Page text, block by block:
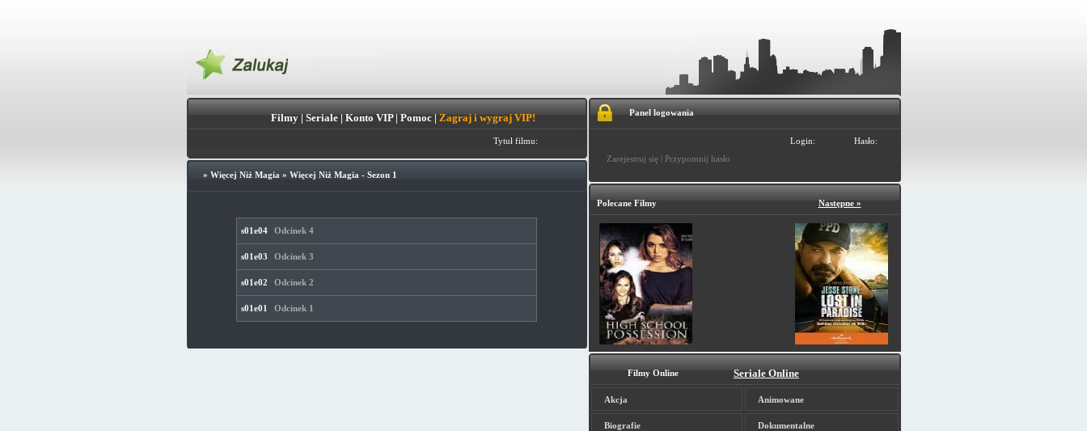
Filmy| Seriale| Konto VIP| Pomoc| Zagraj i wygraj VIP!
Tytuł filmu:
» Więcej Niż Magia » Więcej Niż Magia - Sezon 1
s01e04 Odcinek 4
s01e03 Odcinek 3
s01e02 Odcinek 2
s01e01 Odcinek 1
Panel logowania
Login:
Hasło:
Zarejestruj się | Przypomnij hasło
Polecane Filmy Następne »
Filmy Online Seriale Online
Akcja Animowane
Biografie Dokumentalne